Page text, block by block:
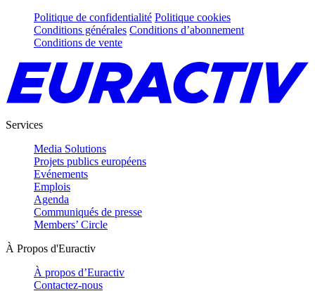
Politique de confidentialité Politique cookies
Conditions générales Conditions d’abonnement
Conditions de vente
Services
Media Solutions
Projets publics européens
Evénements
Emplois
Agenda
Communiqués de presse
Members’ Circle
À Propos d'Euractiv
À propos d’Euractiv
Contactez-nous